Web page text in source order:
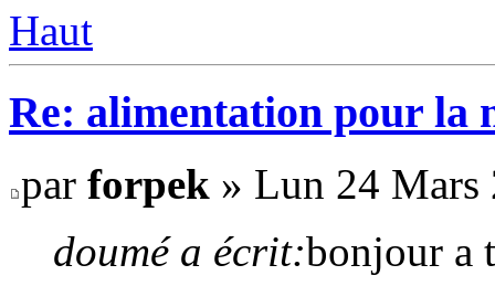
Haut
Re: alimentation pour la
par forpek » Lun 24 Mars
doumé a écrit:bonjour a